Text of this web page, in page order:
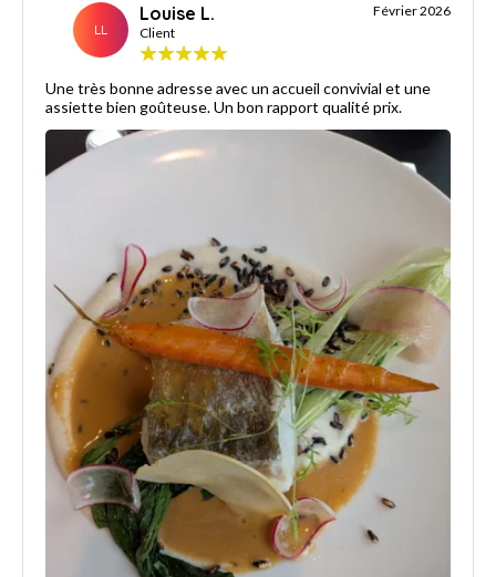
LL
Louise L.
Client
Février 2026
Une très bonne adresse avec un accueil convivial et une
assiette bien goûteuse. Un bon rapport qualité prix.